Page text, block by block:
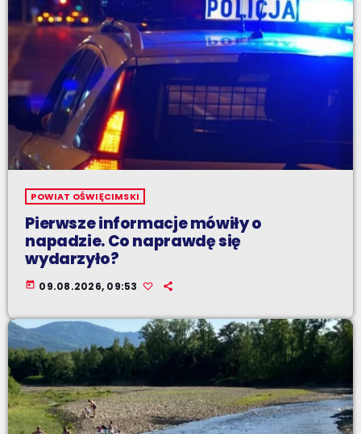
POWIAT OŚWIĘCIMSKI
Pierwsze informacje mówiły o
napadzie. Co naprawdę się
wydarzyło?
today 09.08.2026, 09:53